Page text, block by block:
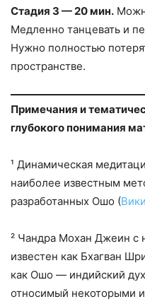
Стадия 3 — 20 мин.
Медленно танцевать и
Нужно полностью
пространстве.
Примечания и
глубокого понимания
¹ Динамическая
наиболее известным
разработанных Ошо (
² Чандра Мохан Джеин с
известен как Бхагван
как Ошо — индийский
относимый некоторыми